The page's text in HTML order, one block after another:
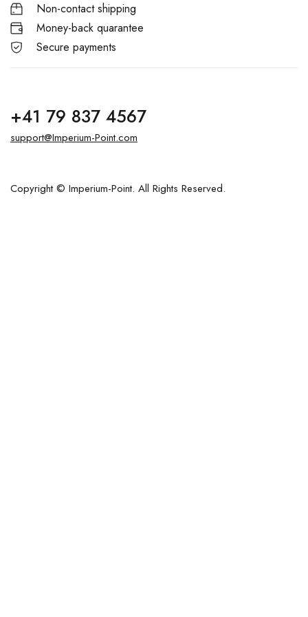
Non-contact shipping
Money-back quarantee
Secure payments
+41 79 837 4567
support@Imperium-Point.com
Copyright © Imperium-Point. All Rights Reserved.